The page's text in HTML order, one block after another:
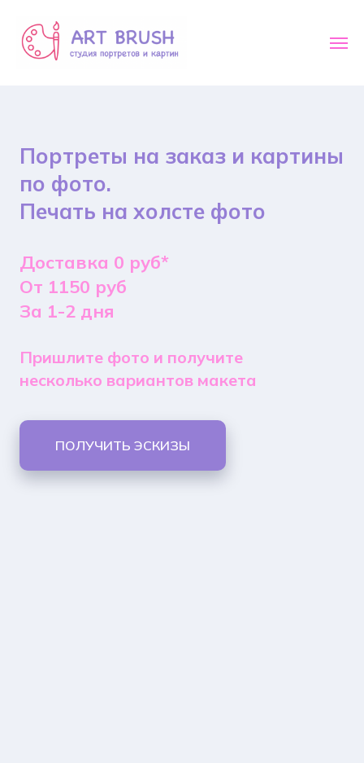
Портреты на заказ и картины
по фото.
Печать на холсте фото
Доставка 0 руб*
От 1150 руб
За 1-2 дня
Пришлите фото и получите
несколько вариантов макета
ПОЛУЧИТЬ ЭСКИЗЫ